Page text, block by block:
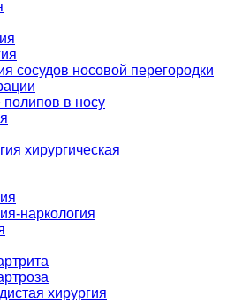
сосудов носовой перегородки
в носу
хирургическая
наркология
хирургия